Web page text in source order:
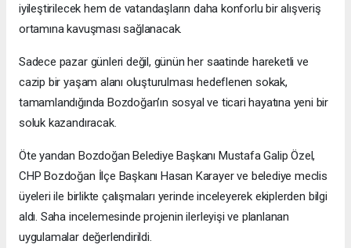
iyileştirilecek hem de vatandaşların daha konforlu bir alışveriş
ortamına kavuşması sağlanacak.
Sadece pazar günleri değil, günün her saatinde hareketli ve
cazip bir yaşam alanı oluşturulması hedeflenen sokak,
tamamlandığında Bozdoğan’ın sosyal ve ticari hayatına yeni bir
soluk kazandıracak.
Öte yandan Bozdoğan Belediye Başkanı Mustafa Galip Özel,
CHP Bozdoğan İlçe Başkanı Hasan Karayer ve belediye meclis
üyeleri ile birlikte çalışmaları yerinde inceleyerek ekiplerden bilgi
aldı. Saha incelemesinde projenin ilerleyişi ve planlanan
uygulamalar değerlendirildi.